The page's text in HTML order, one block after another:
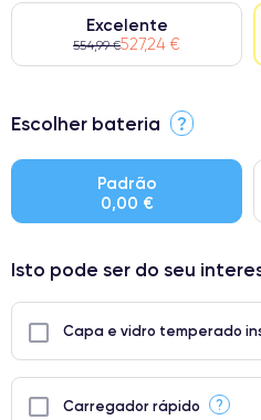
Excelente
554,99 €527,24 €
⭐ Premium
● Bateria: Adequada para uso
● Apenas 5% dos nossos telefones
Escolher bateria ?
Padrão
0,00 €
Isto pode ser do seu
Capa e vidro temperado
Carregador rápido ?